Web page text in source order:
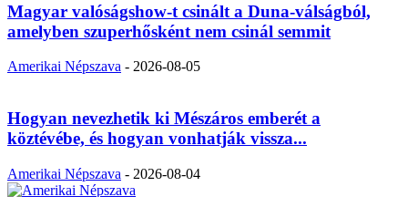
Magyar valóságshow-t csinált a Duna-válságból,
amelyben szuperhősként nem csinál semmit
Amerikai Népszava - 2026-08-05
Hogyan nevezhetik ki Mészáros emberét a
köztévébe, és hogyan vonhatják vissza...
Amerikai Népszava - 2026-08-04